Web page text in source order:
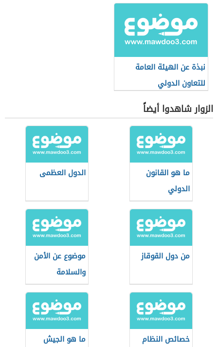
نبذة عن الهيئة العامة
للتعاون الدولي
الزوار شاهدوا أيضاً
ما هو القانون
الدولي
الدول العظمى
من دول القوقاز
موضوع عن الأمن
والسلامة
خصائص النظام
ما هو الجيش